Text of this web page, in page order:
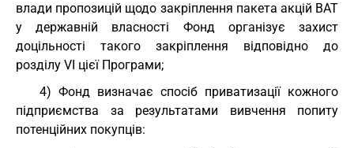
влади пропозицій щодо закріплення пакета акцій ВАТ
у державній власності Фонд організує захист
доцільності такого закріплення відповідно до
розділу VI цієї Програми;
4) Фонд визначає спосіб приватизації кожного
підприємства за результатами вивчення попиту
потенційних покупців: